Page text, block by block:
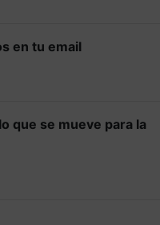
en tu email
que se mueve para la